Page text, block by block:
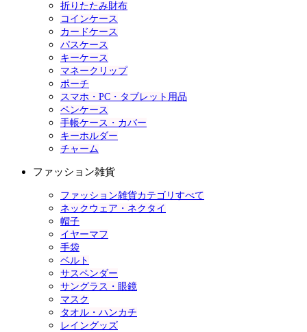
折りたたみ財布
コインケース
カードケース
パスケース
キーケース
マネークリップ
ポーチ
スマホ・PC・タブレット用品
ペンケース
手帳ケース・カバー
キーホルダー
チャーム
ファッション雑貨
ファッション雑貨カテゴリすべて
ネックウェア・ネクタイ
帽子
イヤーマフ
手袋
ベルト
サスペンダー
サングラス・眼鏡
マスク
タオル・ハンカチ
レイングッズ